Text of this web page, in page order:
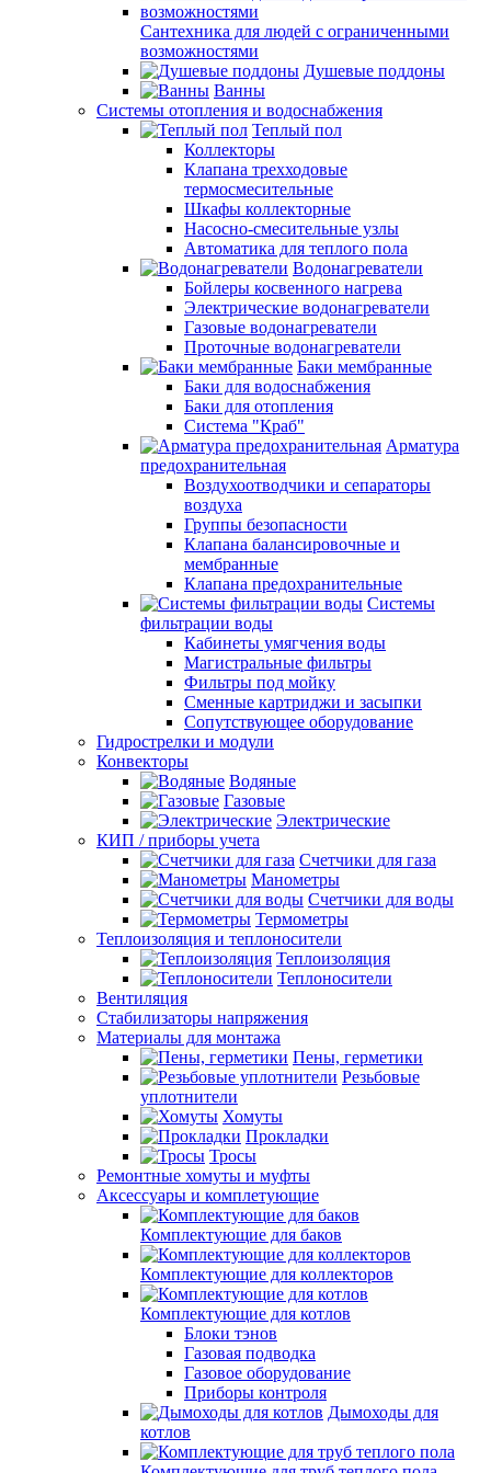
Сантехника для людей с ограниченными
возможностями
Душевые поддоны
Ванны
Системы отопления и водоснабжения
Теплый пол
Коллекторы
Клапана трехходовые
термосмесительные
Шкафы коллекторные
Насосно-смесительные узлы
Автоматика для теплого пола
Водонагреватели
Бойлеры косвенного нагрева
Электрические водонагреватели
Газовые водонагреватели
Проточные водонагреватели
Баки мембранные
Баки для водоснабжения
Баки для отопления
Система "Краб"
Арматура
предохранительная
Воздухоотводчики и сепараторы
воздуха
Группы безопасности
Клапана балансировочные и
мембранные
Клапана предохранительные
Системы
фильтрации воды
Кабинеты умягчения воды
Магистральные фильтры
Фильтры под мойку
Сменные картриджи и засыпки
Сопутствующее оборудование
Гидрострелки и модули
Конвекторы
Водяные
Газовые
Электрические
КИП / приборы учета
Счетчики для газа
Манометры
Счетчики для воды
Термометры
Теплоизоляция и теплоносители
Теплоизоляция
Теплоносители
Вентиляция
Стабилизаторы напряжения
Материалы для монтажа
Пены, герметики
Резьбовые
уплотнители
Хомуты
Прокладки
Тросы
Ремонтные хомуты и муфты
Аксессуары и комплетующие
Комплектующие для баков
Комплектующие для коллекторов
Комплектующие для котлов
Блоки тэнов
Газовая подводка
Газовое оборудование
Приборы контроля
Дымоходы для
котлов